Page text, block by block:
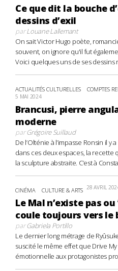
Ce que dit la bouche
dessins d’exil
parLouane Lallemant
On sait Victor Hugo poète,
souvent, on ignore qu'il fut
Voici quelques uns de ses dessins
ACTUALITÉS CULTURELLES COMPTES
5 MAI 2024
Brancusi, pierre
moderne
parGrégoire Suillaud
De l’Olténie à l’impasse Ronsin il y
dans ces deux espaces, la recette
la sculpture abstraite. C’est à
CINÉMA CULTURE & ARTS 28 AVRIL
Le Mal n’existe pas
coule toujours vers le
parGabriela Portillo
Le dernier long métrage de
suscité le même effet que Drive
émotionnelle aux protagonistes